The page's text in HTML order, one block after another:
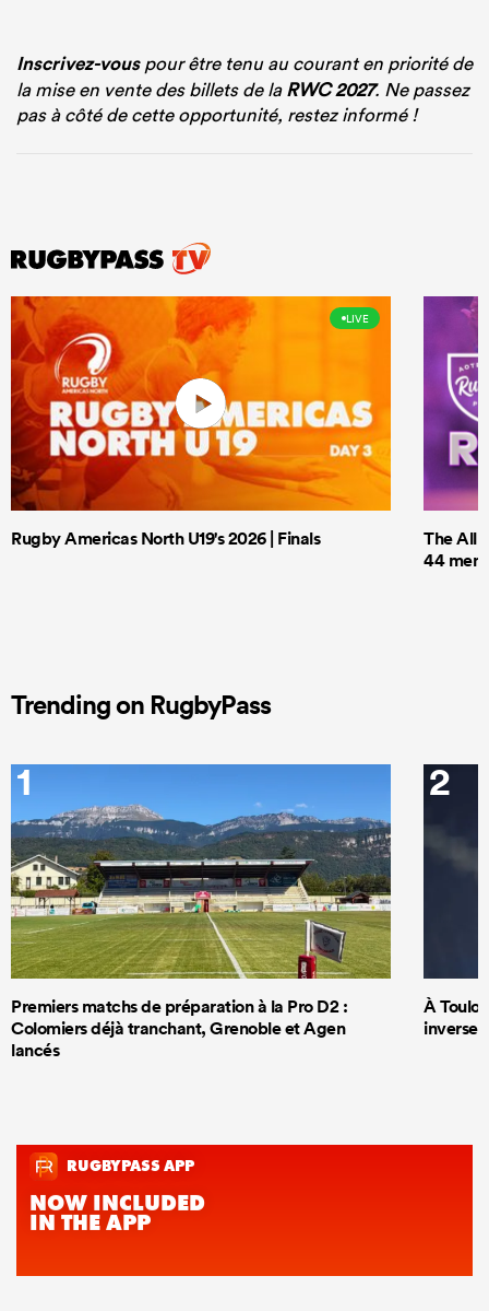
Inscrivez-vouspour être tenu au courant en priorité de
la mise en vente des billets de laRWC 2027. Ne passez
pas à côté de cette opportunité, restez informé !
LIVE
Rugby Americas North U19's 2026 | Finals
The All
44 men
Trending on RugbyPass
1
Premiers matchs de préparation à la Pro D2 :
Colomiers déjà tranchant, Grenoble et Agen
lancés
2
À